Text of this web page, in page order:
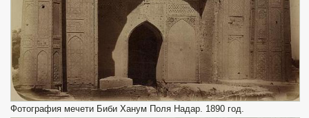
Фотография мечети Биби Ханум Поля Надар. 1890 год.